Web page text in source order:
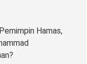
Hamas,